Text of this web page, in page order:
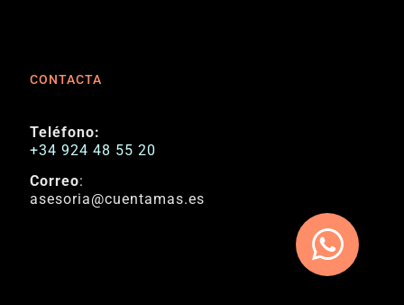
CONTACTA
Teléfono:
+34 924 48 55 20
Correo:
asesoria@cuentamas.es